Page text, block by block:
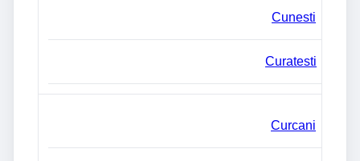
Cunesti
Curatesti
Curcani